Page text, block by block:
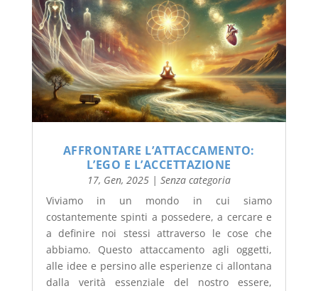
AFFRONTARE L’ATTACCAMENTO:
L’EGO E L’ACCETTAZIONE
17, Gen, 2025| Senza categoria
Viviamo in un mondo in cui siamo
costantemente spinti a possedere, a cercare e
a definire noi stessi attraverso le cose che
abbiamo. Questo attaccamento agli oggetti,
alle idee e persino alle esperienze ci allontana
dalla verità essenziale del nostro essere,